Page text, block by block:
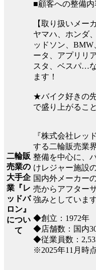
■顧客への整備
【取り扱いメー
ヤマハ、ホンダ
ッドソン、
ータ、アプリリ
スタ、ベスパ…
ます！
★バイク好きの
で盛り上がるこ
二輪販
売業の
大手企
業『レ
ッドバ
ロン』
につい
て
『株式会社レッ
する二輪販売業
整備を中心に、
けレジャー施設
国内外メーカー
売からアフター
強みとしています
◆創立：1972年
◆店舗数：国内
◆従業員数：
※2025年11月時